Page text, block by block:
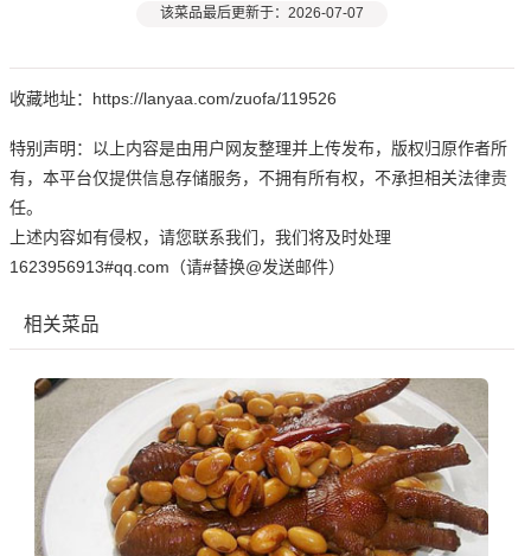
该菜品最后更新于：2026-07-07
收藏地址：https://lanyaa.com/zuofa/119526
特别声明：以上内容是由用户网友整理并上传发布，版权归原作者所
有，本平台仅提供信息存储服务，不拥有所有权，不承担相关法律责
任。
上述内容如有侵权，请您联系我们，我们将及时处理
1623956913#qq.com（请#替换@发送邮件）
相关菜品